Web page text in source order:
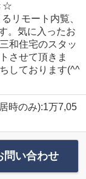
☆
リモート内覧、
。気に入ったお
和住宅のスタッ
させて頂きま
しております(^^
時のみ):1万7,05
問い合わせ